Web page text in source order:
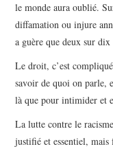
le monde aura oublié.
diffamation ou injure
a guère que deux sur
Le droit, c’est
savoir de quoi on parle,
là que pour intimider et
La lutte contre le
justifié et essentiel, mais